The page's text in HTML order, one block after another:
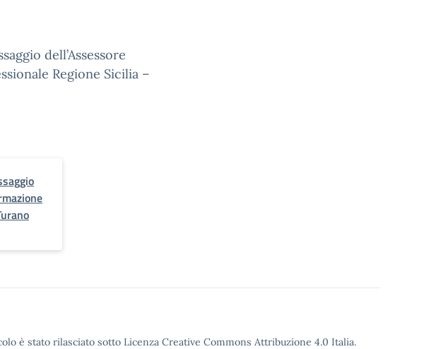
dell’Assessore
Regione Sicilia –
è stato rilasciato sotto Licenza Creative Commons Attribuzione 4.0 Italia.